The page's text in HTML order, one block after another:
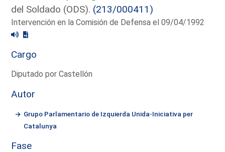
del Soldado (ODS). (213/000411)
Intervención en la Comisión de Defensa el 09/04/1992
Cargo
Diputado por Castellón
Autor
Grupo Parlamentario de Izquierda Unida-Iniciativa per
Catalunya
Fase